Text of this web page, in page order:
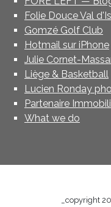
Folie Douce Val
Gomzé Golf Club
Hotmail sur iPhone
Julie Cornet-
Liège & Basketball
Lucien Ronday
Partenaire
What we do
_copyright